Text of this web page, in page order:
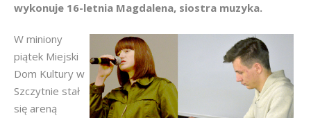
wykonuje 16-letnia Magdalena, siostra muzyka.
W miniony
piątek Miejski
Dom Kultury w
Szczytnie stał
się areną